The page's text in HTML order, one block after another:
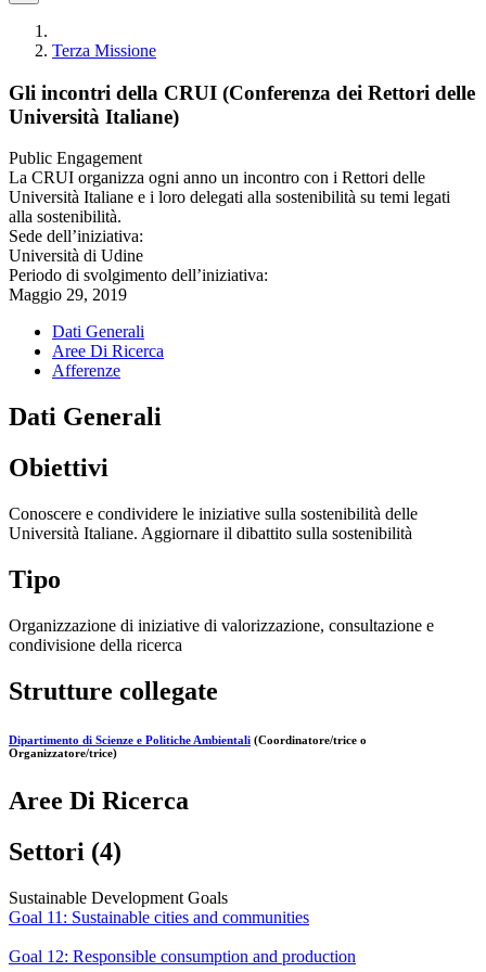
Terza Missione
Gli incontri della CRUI (Conferenza dei Rettori delle
Università Italiane)
Public Engagement
La CRUI organizza ogni anno un incontro con i Rettori delle
Università Italiane e i loro delegati alla sostenibilità su temi legati
alla sostenibilità.
Sede dell’iniziativa:
Università di Udine
Periodo di svolgimento dell’iniziativa:
Maggio 29, 2019
Dati Generali
Aree Di Ricerca
Afferenze
Dati Generali
Obiettivi
Conoscere e condividere le iniziative sulla sostenibilità delle
Università Italiane. Aggiornare il dibattito sulla sostenibilità
Tipo
Organizzazione di iniziative di valorizzazione, consultazione e
condivisione della ricerca
Strutture collegate
Dipartimento di Scienze e Politiche Ambientali (Coordinatore/trice o
Organizzatore/trice)
Aree Di Ricerca
Settori (4)
Sustainable Development Goals
Goal 11: Sustainable cities and communities
Goal 12: Responsible consumption and production